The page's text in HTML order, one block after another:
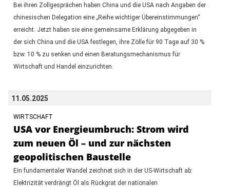
Bei ihren Zollgesprächen haben China und die USA nach Angaben der
chinesischen Delegation eine „Reihe wichtiger Übereinstimmungen“
erreicht. Jetzt haben sie eine gemeinsame Erklärung abgegeben in
der sich China und die USA festlegen, ihre Zölle für 90 Tage auf 30 %
bzw. 10 % zu senken und einen Beratungsmechanismus für
Wirtschaft und Handel einzurichten.
11.05.2025
WIRTSCHAFT
USA vor Energieumbruch: Strom wird
zum neuen Öl – und zur nächsten
geopolitischen Baustelle
Ein fundamentaler Wandel zeichnet sich in der US-Wirtschaft ab:
Elektrizität verdrängt Öl als Rückgrat der nationalen